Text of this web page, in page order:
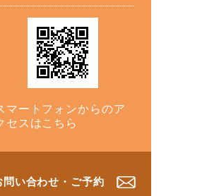
マートフォンからのア
セスはこちら
問い合わせ・ご予約